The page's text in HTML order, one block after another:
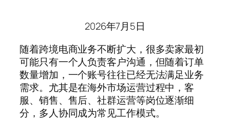
2026年7月5日
随着跨境电商业务不断扩大，很多卖家最初
可能只有一个人负责客户沟通，但随着订单
数量增加，一个账号往往已经无法满足业务
需求。尤其是在海外市场运营过程中，客
服、销售、售后、社群运营等岗位逐渐细
分，多人协同成为常见工作模式。